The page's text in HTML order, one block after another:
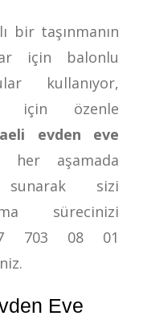
bir taşınmanın
için balonlu
kullanıyor,
için özenle
evden eve
her aşamada
sizi
sürecinizi
703 08 01
Eve